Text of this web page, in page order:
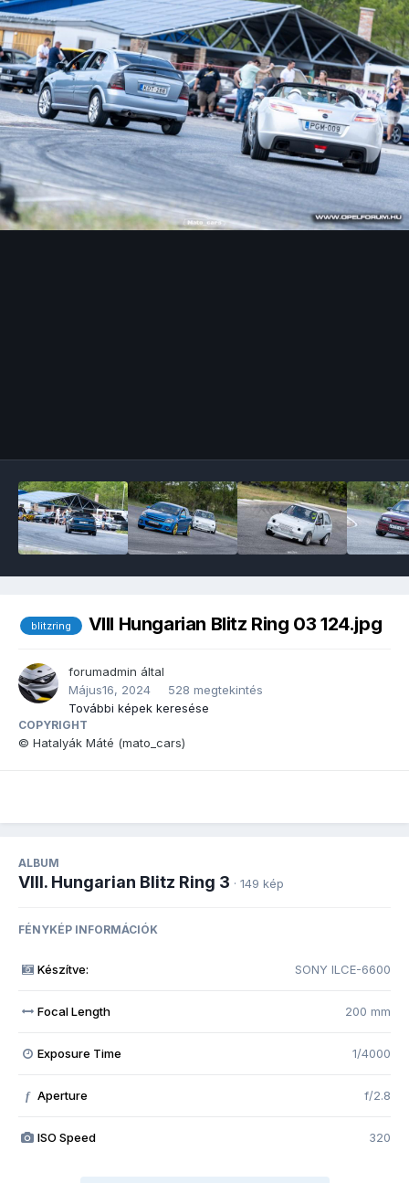
blitzring VIII Hungarian Blitz Ring 03 124.jpg
forumadmin által
Május16, 2024
528 megtekintés
További képek keresése
COPYRIGHT
© Hatalyák Máté (mato_cars)
ALBUM
VIII. Hungarian Blitz Ring 3 · 149 kép
FÉNYKÉP INFORMÁCIÓK
Készítve: SONY ILCE-6600
Focal Length 200 mm
Exposure Time 1/4000
f Aperture f/2.8
ISO Speed 320